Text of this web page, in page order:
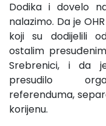
Dodika i dovelo
nalazimo. Da je
koji su dodijelili
ostalim
Srebrenici, i da
presudilo
referenduma,
korijenu.